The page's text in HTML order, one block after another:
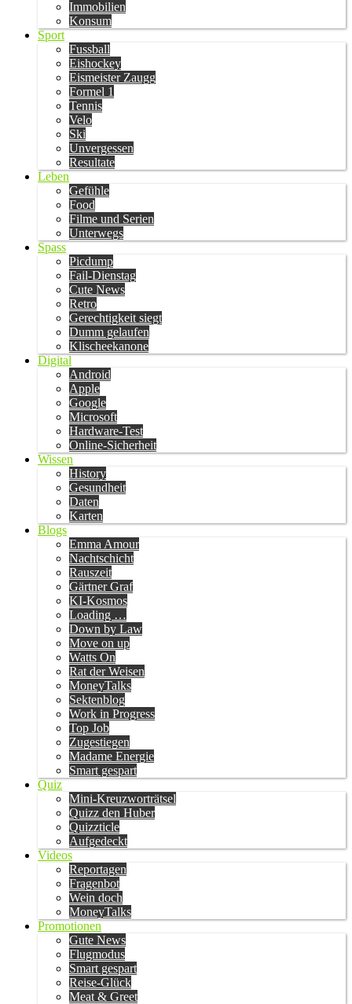
Immobilien
Konsum
Sport
Fussball
Eishockey
Eismeister Zaugg
Formel 1
Tennis
Velo
Ski
Unvergessen
Resultate
Leben
Gefühle
Food
Filme und Serien
Unterwegs
Spass
Picdump
Fail-Dienstag
Cute News
Retro
Gerechtigkeit siegt
Dumm gelaufen
Klischeekanone
Digital
Android
Apple
Google
Microsoft
Hardware-Test
Online-Sicherheit
Wissen
History
Gesundheit
Daten
Karten
Blogs
Emma Amour
Nachtschicht
Rauszeit
Gärtner Graf
KI-Kosmos
Loading …
Down by Law
Move on up
Watts On
Rat der Weisen
MoneyTalks
Sektenblog
Work in Progress
Top Job
Zugestiegen
Madame Energie
Smart gespart
Quiz
Mini-Kreuzworträtsel
Quizz den Huber
Quizzticle
Aufgedeckt
Videos
Reportagen
Fragenbot
Wein doch
MoneyTalks
Promotionen
Gute News
Flugmodus
Smart gespart
Reise-Glück
Meat & Greet